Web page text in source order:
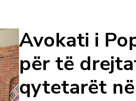
Avokati i
për të
qytetarët